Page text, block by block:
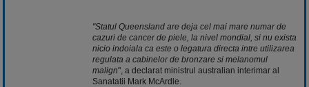
"Statul Queensland are deja cel mai mare numar de
cazuri de cancer de piele, la nivel mondial, si nu exista
nicio indoiala ca este o legatura directa intre utilizarea
regulata a cabinelor de bronzare si melanomul
malign", a declarat ministrul australian interimar al
Sanatatii Mark McArdle.